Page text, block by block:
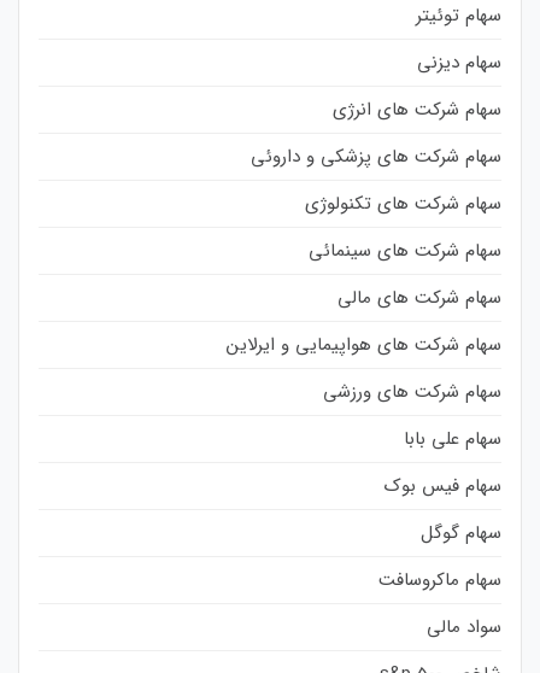
سهام توئیتر
سهام دیزنی
سهام شرکت های انرژی
سهام شرکت های پزشکی و داروئی
سهام شرکت های تکنولوژی
سهام شرکت های سینمائی
سهام شرکت های مالی
سهام شرکت های هواپیمایی و ایرلاین
سهام شرکت های ورزشی
سهام علی بابا
سهام فیس بوک
سهام گوگل
سهام ماکروسافت
سواد مالی